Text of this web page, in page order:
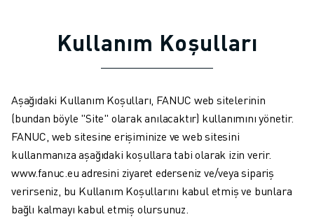
CNC FONKSIYONLARI/SEÇENEKLERI
CNC SÜRDÜRÜLEBILIRLIK
EĞITIM AMAÇLI CNC ÜRÜNLERI
RETROFIT ÇÖZÜMLERI
GELIŞMIŞ CNC MODELLERI
ROBOTLAR
ROBOT BULUCU
ENDÜSTRIYEL ROBOTLAR
Kullanım Koşulları
Aşağıdaki Kullanım Koşulları, FANUC web sitelerinin
(bundan böyle "Site" olarak anılacaktır) kullanımını yönetir.
FANUC, web sitesine erişiminize ve web sitesini
kullanmanıza aşağıdaki koşullara tabi olarak izin verir.
www.fanuc.eu adresini ziyaret ederseniz ve/veya sipariş
verirseniz, bu Kullanım Koşullarını kabul etmiş ve bunlara
bağlı kalmayı kabul etmiş olursunuz.